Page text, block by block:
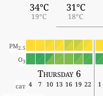
34°C
19°C
31°C
18°C
PM2.5
O3
Thursday 6
сат 4 7 10 13 16 19 22 1